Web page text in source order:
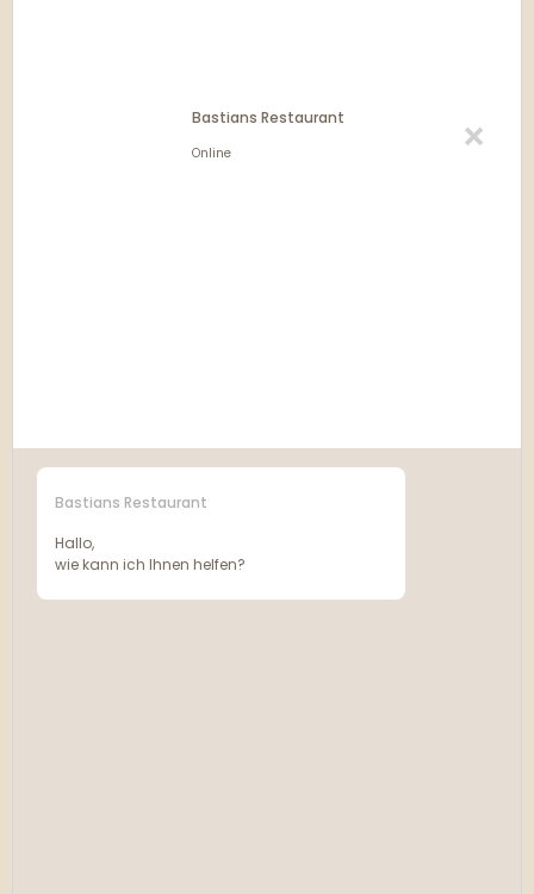
Bastians Restaurant
Online
Bastians Restaurant
Hallo,
wie kann ich Ihnen helfen?